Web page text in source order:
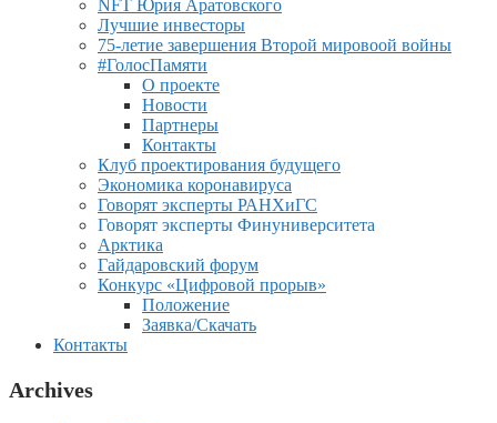
NFT Юрия Аратовского
Лучшие инвесторы
75-летие завершения Второй мировоой войны
#ГолосПамяти
О проекте
Новости
Партнеры
Контакты
Клуб проектирования будущего
Экономика коронавируса
Говорят эксперты РАНХиГС
Говорят эксперты Финуниверситета
Арктика
Гайдаровский форум
Конкурс «Цифровой прорыв»
Положение
Заявка/Скачать
Контакты
Archives